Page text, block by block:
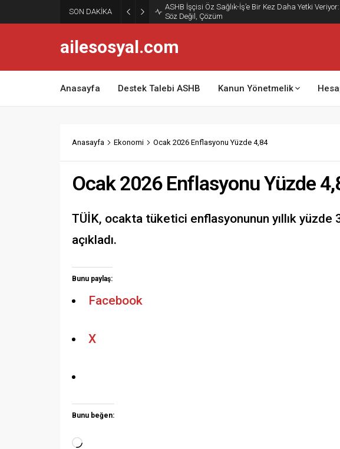
SON DAKİKA
ASHB İşçisi Öz Sağlık-İş’e Bir Kez Daha Yetki
Söz Değil, Çözüm
ailesosyal.com
Anasayfa Destek Talebi ASHB Kanun Yönetmelik
Anasayfa Ekonomi Ocak 2026 Enflasyonu Yüzde 4,84
Ocak 2026 Enflasyonu Yüzde
TÜİK, ocakta tüketici enflasyonunun yıllık yüzde
açıkladı.
Bunu paylaş:
Facebook
X
Bunu beğen: